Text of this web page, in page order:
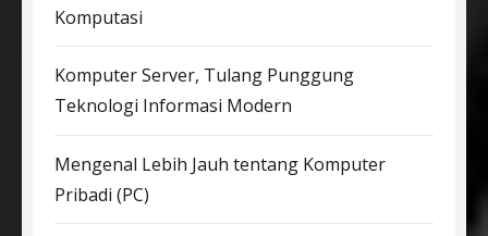
Komputasi
Komputer Server, Tulang Punggung
Teknologi Informasi Modern
Mengenal Lebih Jauh tentang Komputer
Pribadi (PC)